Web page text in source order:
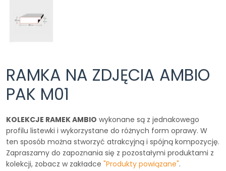
RAMKA NA ZDJĘCIA AMBIO
PAK M01
KOLEKCJE RAMEK AMBIO wykonane są z jednakowego
profilu listewki i wykorzystane do różnych form oprawy. W
ten sposób można stworzyć atrakcyjną i spójną kompozycję.
Zapraszamy do zapoznania się z pozostałymi produktami z
kolekcji, zobacz w zakładce "Produkty powiązane".